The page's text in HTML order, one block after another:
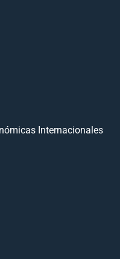
Internacionales